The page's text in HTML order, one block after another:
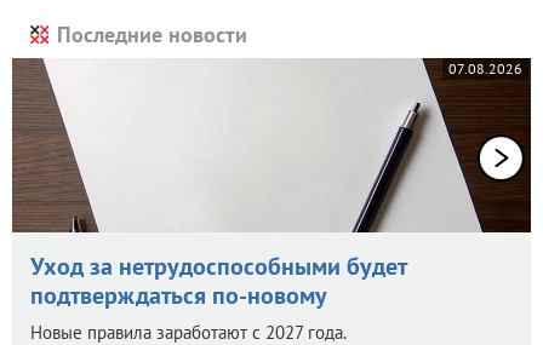
Последние новости
07.08.2026
Уход за нетрудоспособными будет
подтверждаться по-новому
Новые правила заработают с 2027 года.